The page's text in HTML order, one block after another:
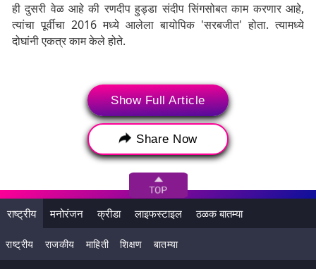
ही दुसरी वेळ आहे की रणदीप हुड्डा संदीप सिंगसोबत काम करणार आहे,
त्यांचा पूर्वीचा 2016 मध्ये आलेला बायोपिक 'सरबजीत' होता. त्यामध्ये
दोघांनी एकत्र काम केले होते.
Show Full Article
Share Now
राष्ट्रीय मनोरंजन क्रीडा लाइफस्टाइल ठळक बातम्या
राष्ट्रीय राजकीय माहिती शिक्षण बातम्या